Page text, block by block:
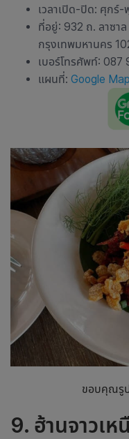
เวลาเปิด-ปิด: ศุกร์
ที่อยู่: 932 ถ. ลาซาล
กรุงเทพมหานคร
เบอร์โทรศัพท์: 087
แผนที่: Google Map
ขอบคุณรูป
9. ฮ้านจาวเห